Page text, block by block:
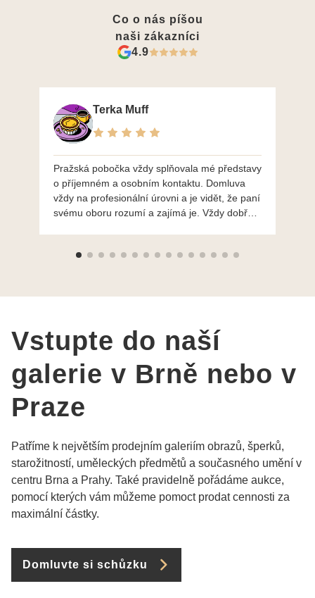
Co o nás píšou
naši zákazníci
4.9
Terka Muff
Pražská pobočka vždy splňovala mé představy
o příjemném a osobním kontaktu. Domluva
vždy na profesionální úrovni a je vidět, že paní
svému oboru rozumí a zajímá je. Vždy dobře a
výběru, jak už bylo napsáno - na požádání
Vstupte do naší
galerie v Brně nebo v
Praze
Patříme k největším prodejním galeriím obrazů, šperků,
starožitností, uměleckých předmětů a současného umění v
centru Brna a Prahy. Také pravidelně pořádáme aukce,
pomocí kterých vám můžeme pomoct prodat cennosti za
maximální částky.
Domluvte si schůzku